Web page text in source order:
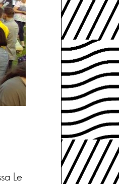
Le